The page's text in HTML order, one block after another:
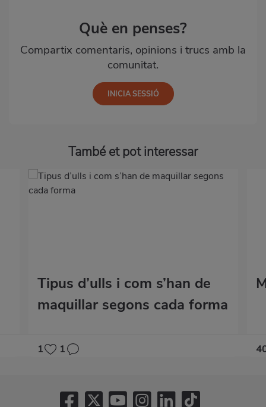
Què en penses?
Compartix comentaris, opinions i trucs amb la
comunitat.
També et pot interessar
Tipus d’ulls i com s’han de
maquillar segons cada forma
1 1